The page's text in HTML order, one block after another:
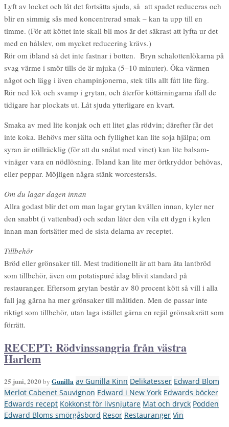
Lyft av locket och låt det fortsätta sjuda, så att spadet reduceras och
blir en simmig sås med koncentrerad smak – kan ta upp till en
timme. (För att köttet inte skall bli mos är det säkrast att lyfta ur det
med en hålslev, om mycket reducering krävs.)
Rör om ibland så det inte fastnar i botten. Bryn schalottenlökarna på
svag värme i smör tills de är mjuka (5–10 minuter). Öka värmen
något och lägg i även champinjonerna, stek tills allt fått lite färg.
Rör ned lök och svamp i grytan, och återför köttärningarna ifall de
tidigare har plockats ut. Låt sjuda ytterligare en kvart.
Smaka av med lite konjak och ett litet glas rödvin; därefter får det
inte koka. Behövs mer sälta och fyllighet kan lite soja hjälpa; om
syran är otillräcklig (för att du snålat med vinet) kan lite balsam-
vinäger vara en nödlösning. Ibland kan lite mer örtkryddor behövas,
eller peppar. Möjligen några stänk worcestersås.
Om du lagar dagen innan
Allra godast blir det om man lagar grytan kvällen innan, kyler ner
den snabbt (i vattenbad) och sedan låter den vila ett dygn i kylen
innan man fortsätter med de sista delarna av receptet.
Tillbehör
Bröd eller grönsaker till. Mest traditionellt är att bara äta lantbröd
som tillbehör, även om potatispuré idag blivit standard på
restauranger. Eftersom grytan består av 80 procent kött så vill i alla
fall jag gärna ha mer grönsaker till måltiden. Men de passar inte
riktigt som tillbehör, utan laga istället gärna en rejäl grönsaksrätt som
förrätt.
RECEPT: Rödvinssangria från västra
Harlem
25 juni, 2020 by Gunilla av Gunilla Kinn Delikatesser Edward Blom
Merlot Cabenet Sauvignon Edward i New York Edwards böcker
Edwards recept Kokkonst för livsnjutare Mat och dryck Podden
Edward Bloms smörgåsbord Resor Restauranger Vin